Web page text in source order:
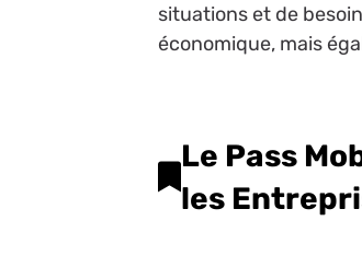
situations et de
économique, mais
Le Pass
les